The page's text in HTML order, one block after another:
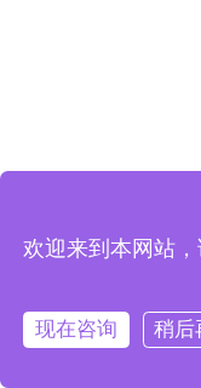
欢迎来到本网站
现在咨询 稍后